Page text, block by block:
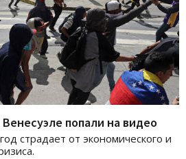
попали на видео
страдает от экономического и